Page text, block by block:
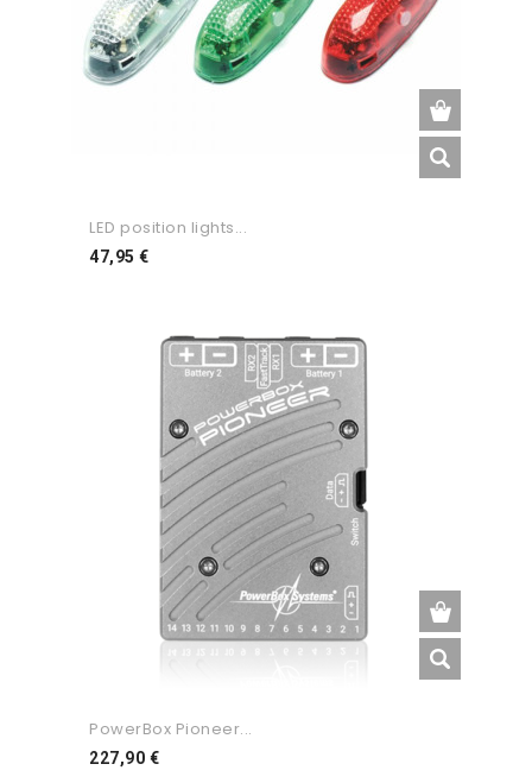
LED position lights...
47,95 €Preço
PowerBox Pioneer...
227,90 €Preço